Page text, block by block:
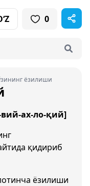
0
ёзилиши
ах-ло-қий]
қидириб
ёзилиши